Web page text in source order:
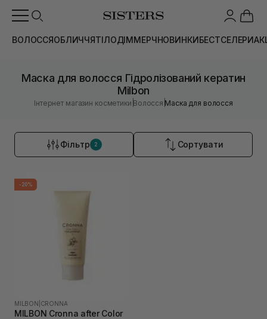
ВОЛОССЯОБЛИЧЧЯТІЛОДІММЕРЧНОВИНКИБЕСТСЕЛЕРИ
Маска для волосся Гідролізований кератин
Milbon
Інтернет магазин косметики |Волосся |Маска для волосся
Фільтр 2 Сортувати
-20%
MILBON CRONNA
MILBON Cronna after Color